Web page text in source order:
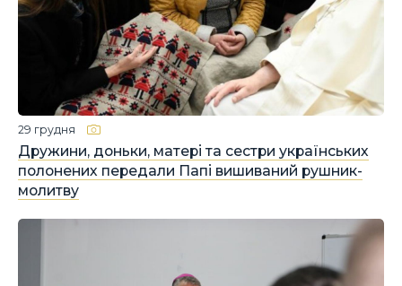
Дружини, доньки, матері та сестри українських
полонених передали Папі вишиваний рушник-
молитву
29 грудня